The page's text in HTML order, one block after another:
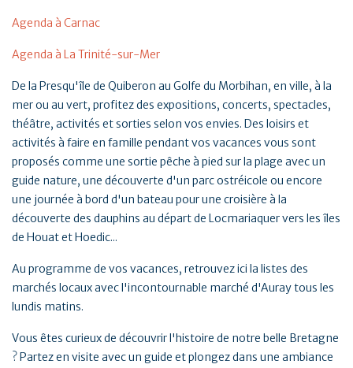
Agenda à Carnac
Agenda à La Trinité-sur-Mer
De la Presqu'île de Quiberon au Golfe du Morbihan, en ville, à la
mer ou au vert, profitez des expositions, concerts, spectacles,
théâtre, activités et sorties selon vos envies. Des loisirs et
activités à faire en famille pendant vos vacances vous sont
proposés comme une sortie pêche à pied sur la plage avec un
guide nature, une découverte d'un parc ostréicole ou encore
une journée à bord d'un bateau pour une croisière à la
découverte des dauphins au départ de Locmariaquer vers les îles
de Houat et Hoedic...
Au programme de vos vacances, retrouvez ici la listes des
marchés locaux avec l'incontournable marché d'Auray tous les
lundis matins.
Vous êtes curieux de découvrir l'histoire de notre belle Bretagne
? Partez en visite avec un guide et plongez dans une ambiance